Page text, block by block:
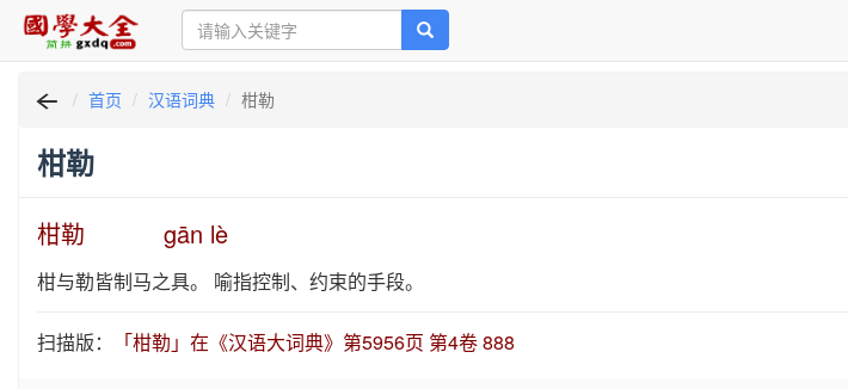
首页 汉语词典 柑勒
柑勒
柑勒 gān lè
柑与勒皆制马之具。 喻指控制、约束的手段。
扫描版： 「柑勒」在《汉语大词典》第5956页 第4卷 888